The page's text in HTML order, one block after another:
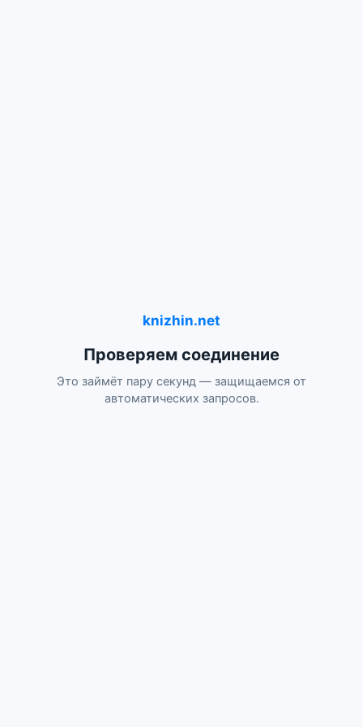
knizhin.net
Проверяем соединение
Это займёт пару секунд — защищаемся от
автоматических запросов.